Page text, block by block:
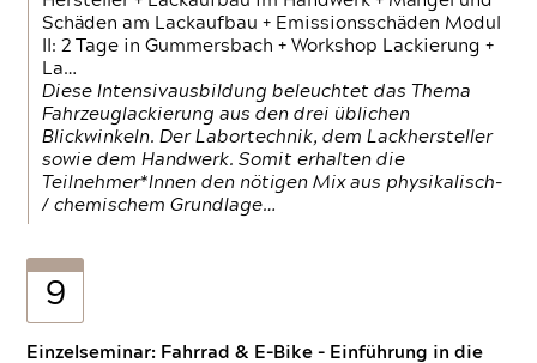
Schäden am Lackaufbau + Emissionsschäden Modul
II: 2 Tage in Gummersbach + Workshop Lackierung +
La…
Diese Intensivausbildung beleuchtet das Thema
Fahrzeuglackierung aus den drei üblichen
Blickwinkeln. Der Labortechnik, dem Lackhersteller
sowie dem Handwerk. Somit erhalten die
Teilnehmer*Innen den nötigen Mix aus physikalisch-
/ chemischem Grundlage…
9
Einzelseminar: Fahrrad & E-Bike - Einführung in die